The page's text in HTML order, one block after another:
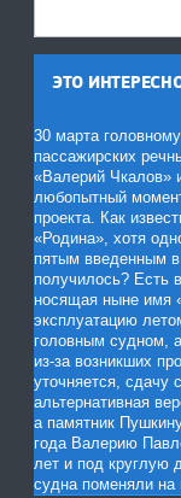
ЭТО
30 марта
пассажирских
«Валерий Чкалов»
любопытный
проекта. Как
«Родина», хотя
пятым введенным
получилось? Есть
носящая ныне имя
эксплуатацию
головным судном,
из-за возникших
уточняется, сдачу
альтернативная
а памятник
года Валерию
лет и под круглую
судна поменяли на